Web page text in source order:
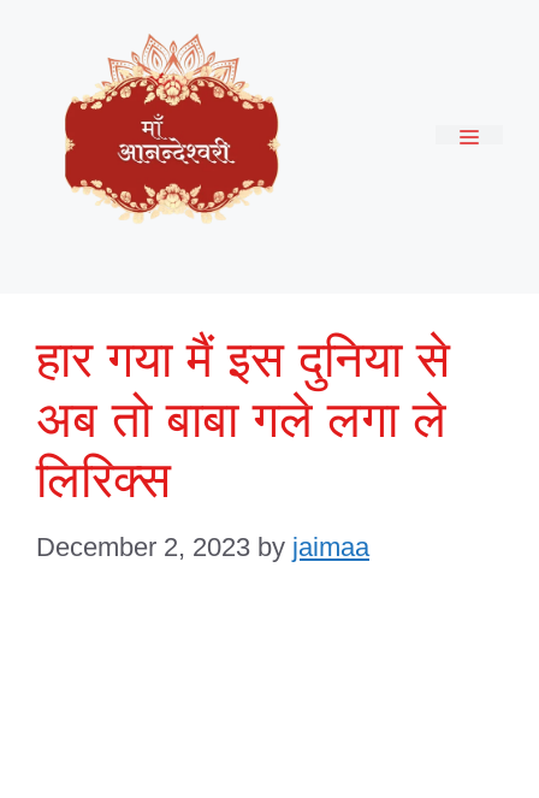
content
हार गया मैं इस दुनिया से
अब तो बाबा गले लगा ले
लिरिक्स
December 2, 2023 by jaimaa